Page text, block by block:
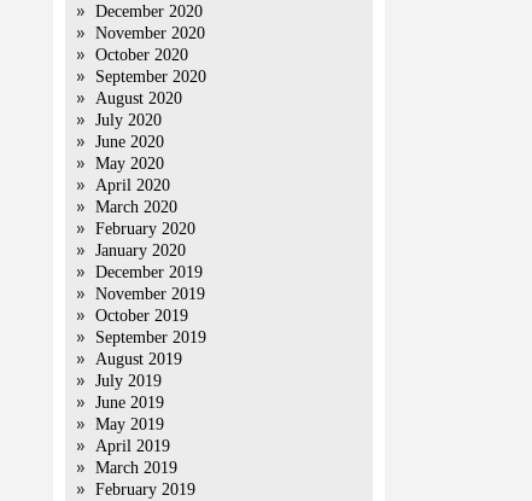
December 2020
November 2020
October 2020
September 2020
August 2020
July 2020
June 2020
May 2020
April 2020
March 2020
February 2020
January 2020
December 2019
November 2019
October 2019
September 2019
August 2019
July 2019
June 2019
May 2019
April 2019
March 2019
February 2019